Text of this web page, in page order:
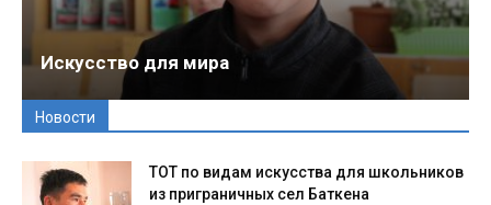
Искусство для мира
Новости
ТОТ по видам искусства для школьников
из приграничных сел Баткена